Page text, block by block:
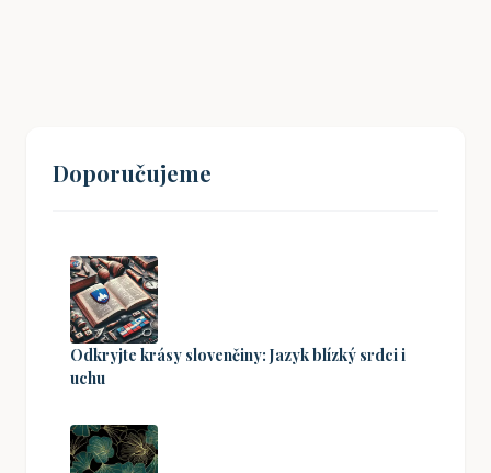
Doporučujeme
Odkryjte krásy slovenčiny: Jazyk blízký srdci i
uchu